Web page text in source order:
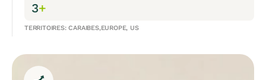
3+
TERRITOIRES: CARAIBES,EUROPE, US